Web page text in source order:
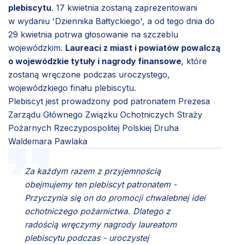
plebiscytu. 17 kwietnia zostaną zaprezentowani
w wydaniu 'Dziennika Bałtyckiego', a od tego dnia do
29 kwietnia potrwa głosowanie na szczeblu
wojewódzkim. Laureaci z miast i powiatów powalczą
o wojewódzkie tytuły i nagrody finansowe, które
zostaną wręczone podczas uroczystego,
wojewódzkiego finału plebiscytu.
Plebiscyt jest prowadzony pod patronatem Prezesa
Zarządu Głównego Związku Ochotniczych Straży
Pożarnych Rzeczypospolitej Polskiej Druha
Waldemara Pawlaka
Za każdym razem z przyjemnością
obejmujemy ten plebiscyt patronatem -
Przyczynia się on do promocji chwalebnej idei
ochotniczego pożarnictwa. Dlatego z
radością wręczymy nagrody laureatom
plebiscytu podczas - uroczystej